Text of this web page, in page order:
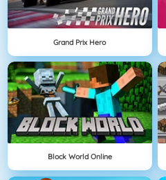
Grand Prix Hero
Block World Online